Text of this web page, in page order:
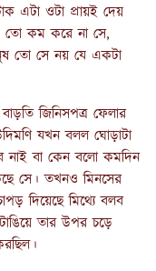
এটা ওটা প্রায়ই দেয়
তো কম করে না সে,
তো সে নয় যে একটা
জিনিসপত্র ফেলার
যখন বলল ঘোড়াটা
নাই বা কেন বলো কমদিন
সে। তখনও মিনসের
দিয়েছে মিথ্যে বলব
তার উপর চড়ে